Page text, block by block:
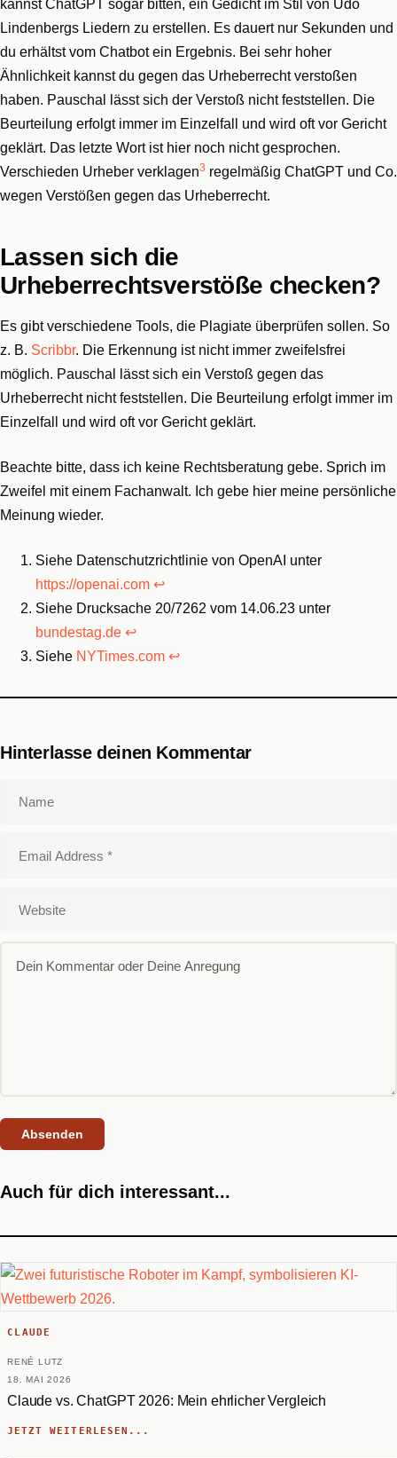
kannst ChatGPT sogar bitten, ein Gedicht im Stil von Udo
Lindenbergs Liedern zu erstellen. Es dauert nur Sekunden und
du erhältst vom Chatbot ein Ergebnis. Bei sehr hoher
Ähnlichkeit kannst du gegen das Urheberrecht verstoßen
haben. Pauschal lässt sich der Verstoß nicht feststellen. Die
Beurteilung erfolgt immer im Einzelfall und wird oft vor Gericht
geklärt. Das letzte Wort ist hier noch nicht gesprochen.
Verschieden Urheber verklagen3 regelmäßig ChatGPT und Co.
wegen Verstößen gegen das Urheberrecht.
Lassen sich die
Urheberrechtsverstöße checken?
Es gibt verschiedene Tools, die Plagiate überprüfen sollen. So
z. B. Scribbr. Die Erkennung ist nicht immer zweifelsfrei
möglich. Pauschal lässt sich ein Verstoß gegen das
Urheberrecht nicht feststellen. Die Beurteilung erfolgt immer im
Einzelfall und wird oft vor Gericht geklärt.
Beachte bitte, dass ich keine Rechtsberatung gebe. Sprich im
Zweifel mit einem Fachanwalt. Ich gebe hier meine persönliche
Meinung wieder.
Siehe Datenschutzrichtlinie von OpenAI unter
https://openai.com ↩︎
Siehe Drucksache 20/7262 vom 14.06.23 unter
bundestag.de ↩︎
Siehe NYTimes.com ↩︎
Hinterlasse deinen Kommentar
Auch für dich interessant...
CLAUDE
RENÉ LUTZ
18. MAI 2026
Claude vs. ChatGPT 2026: Mein ehrlicher Vergleich
JETZT WEITERLESEN...